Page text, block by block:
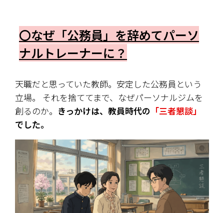
〇なぜ「公務員」を辞めてパーソ
ナルトレーナーに？
天職だと思っていた教師。安定した公務員という
立場。 それを捨ててまで、なぜパーソナルジムを
創るのか。 きっかけは、教員時代の 「三者懇談」
でした。